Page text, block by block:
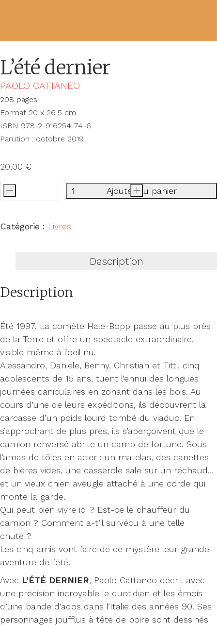
L’été dernier
PAOLO CATTANEO
208 pages
Format 20 x 26,5 cm
ISBN 978-2-916254-74-6
Parution : octobre 2019
20,00 €
quantité
L'été
- +
Ajouter au panier
Catégorie : Livres
Description
Description
Été 1997. La comète Hale-Bopp passe au plus près
de la Terre et offre un spectacle extraordinaire,
visible même à l’oeil nu.
Alessandro, Daniele, Benny, Christian et Titti, cinq
adolescents de 15 ans, tuent l’ennui des longues
journées caniculaires en zonant dans les bois. Au
cours d’une de leurs expéditions, ils découvrent la
carcasse d’un poids lourd tombé du viaduc. En
s’approchant de plus près, ils s’aperçoivent que le
camion renversé abrite un camp de fortune. Sous
l’amas de tôles en acier : un matelas, des canettes
de bières vides, une casserole sale sur un réchaud…
et un vieux chien aveugle attaché à une corde qui
monte la garde.
Qui peut bien vivre ici ? Est-ce le chauffeur du
camion ? Comment a-t’il survécu à une telle
chute ?
Les cinq amis vont faire de ce mystère leur grande
aventure de l’été.
Avec L’ÉTÉ DERNIER, Paolo Cattaneo décrit avec
une précision incroyable le quotidien et les émois
d’une bande d’ados dans l’Italie des années 90. Ses
personnages joufflus à tête de poire sont dessinés